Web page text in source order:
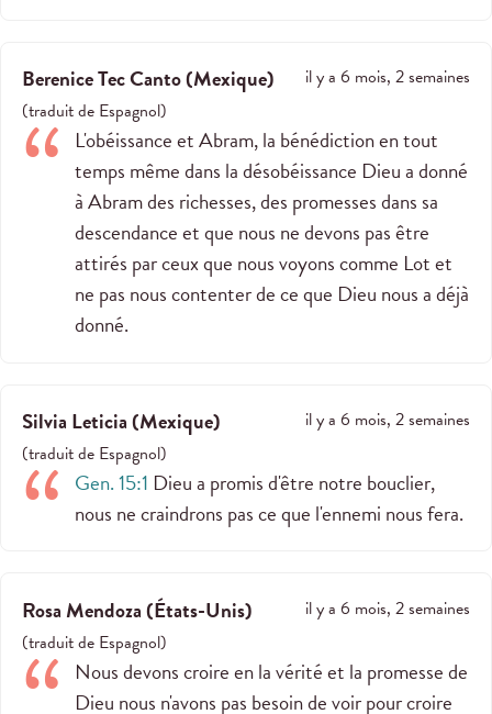
Berenice Tec Canto(Mexique)
il y a 6 mois, 2 semaines
(traduit de Espagnol)
L'obéissance et Abram, la bénédiction en tout
temps même dans la désobéissance Dieu a donné
à Abram des richesses, des promesses dans sa
descendance et que nous ne devons pas être
attirés par ceux que nous voyons comme Lot et
ne pas nous contenter de ce que Dieu nous a déjà
donné.
Silvia Leticia(Mexique)
il y a 6 mois, 2 semaines
(traduit de Espagnol)
Gen. 15:1 Dieu a promis d'être notre bouclier,
nous ne craindrons pas ce que l'ennemi nous fera.
Rosa Mendoza(États-Unis)
il y a 6 mois, 2 semaines
(traduit de Espagnol)
Nous devons croire en la vérité et la promesse de
Dieu nous n'avons pas besoin de voir pour croire